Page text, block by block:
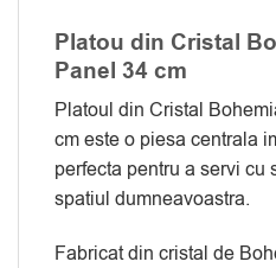
Platou din Cristal
Panel 34 cm
Platoul din Cristal
cm este o piesa centrala
perfecta pentru a servi cu
spatiul dumneavoastra.
Fabricat din cristal de